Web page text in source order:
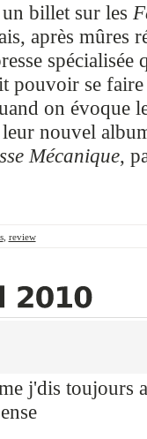
billet sur les
après mûres
pouvoir se
on évoque
nouvel
Mécanique,
, review
j'dis toujours